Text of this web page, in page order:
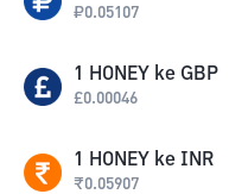
₽0.05107
1 HONEY ke GBP
£0.00046
1 HONEY ke INR
₹0.05907